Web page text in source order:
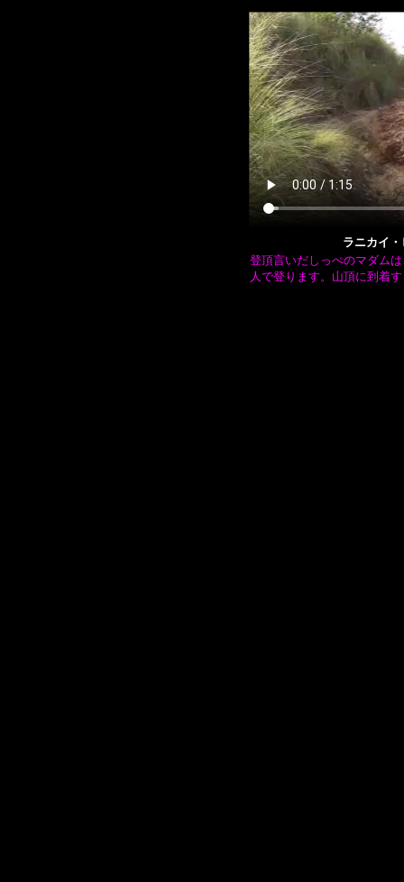
ラニカイ
登頂言いだしっぺのマダム
人で登ります。山頂に到着